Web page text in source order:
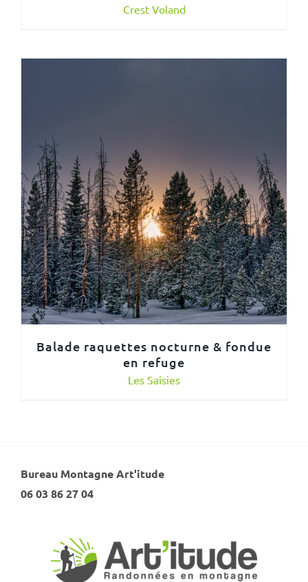
Crest Voland
Balade raquettes nocturne & fondue
en refuge
Les Saisies
Bureau Montagne Art'itude
06 03 86 27 04